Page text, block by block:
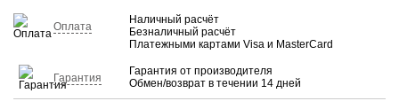
Оплата
Наличный расчёт
Безналичный расчёт
Платежными картами Visa и MasterCard
Гарантия
Гарантия от производителя
Обмен/возврат в течении 14 дней